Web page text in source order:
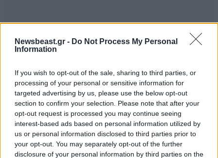
Newsbeast.gr - Do Not Process My Personal
Information
If you wish to opt-out of the sale, sharing to third parties, or
processing of your personal or sensitive information for
targeted advertising by us, please use the below opt-out
section to confirm your selection. Please note that after your
opt-out request is processed you may continue seeing
interest-based ads based on personal information utilized by
us or personal information disclosed to third parties prior to
your opt-out. You may separately opt-out of the further
disclosure of your personal information by third parties on the